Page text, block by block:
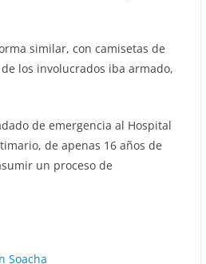
similar, con camisetas de
los involucrados iba armado,
de emergencia al Hospital
de apenas 16 años de
un proceso de
Soacha